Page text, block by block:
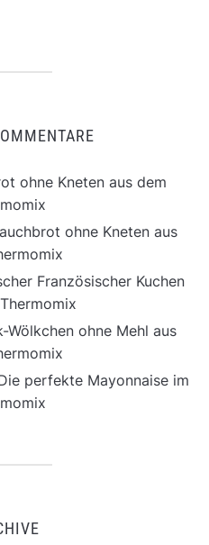
ohne Kneten aus dem
ohne Kneten aus
Französischer Kuchen
Wölkchen ohne Mehl aus
perfekte Mayonnaise im